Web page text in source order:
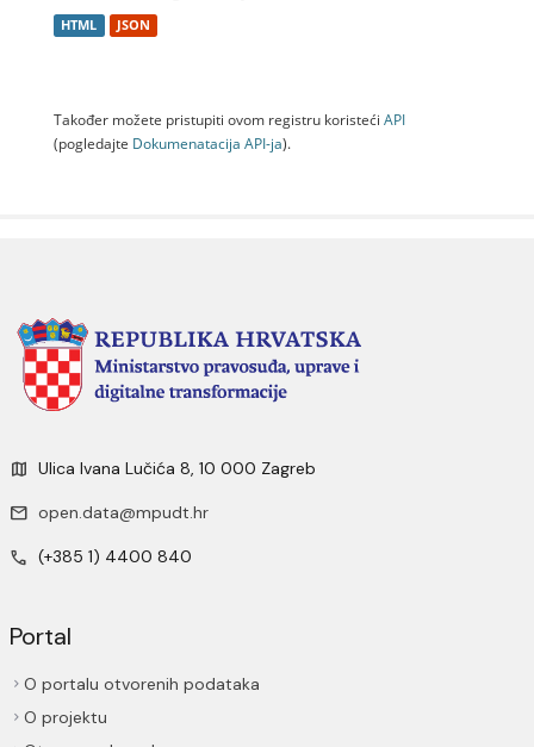
HTML JSON
Također možete pristupiti ovom registru koristeći API
(pogledajte Dokumenаtаcijа API-jа).